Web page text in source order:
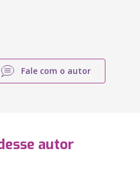
Fale com o autor
autor